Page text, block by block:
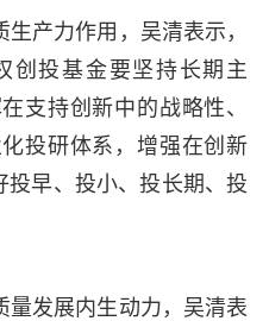
产力作用，吴清表示，
创投基金要坚持长期主
支持创新中的战略性、
投研体系，增强在创新
投早、投小、投长期、投
量发展内生动力，吴清表